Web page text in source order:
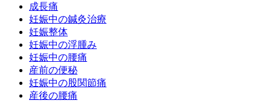
成長痛
妊娠中の鍼灸治療
妊娠整体
妊娠中の浮腫み
妊娠中の腰痛
産前の便秘
妊娠中の股関節痛
産後の腰痛